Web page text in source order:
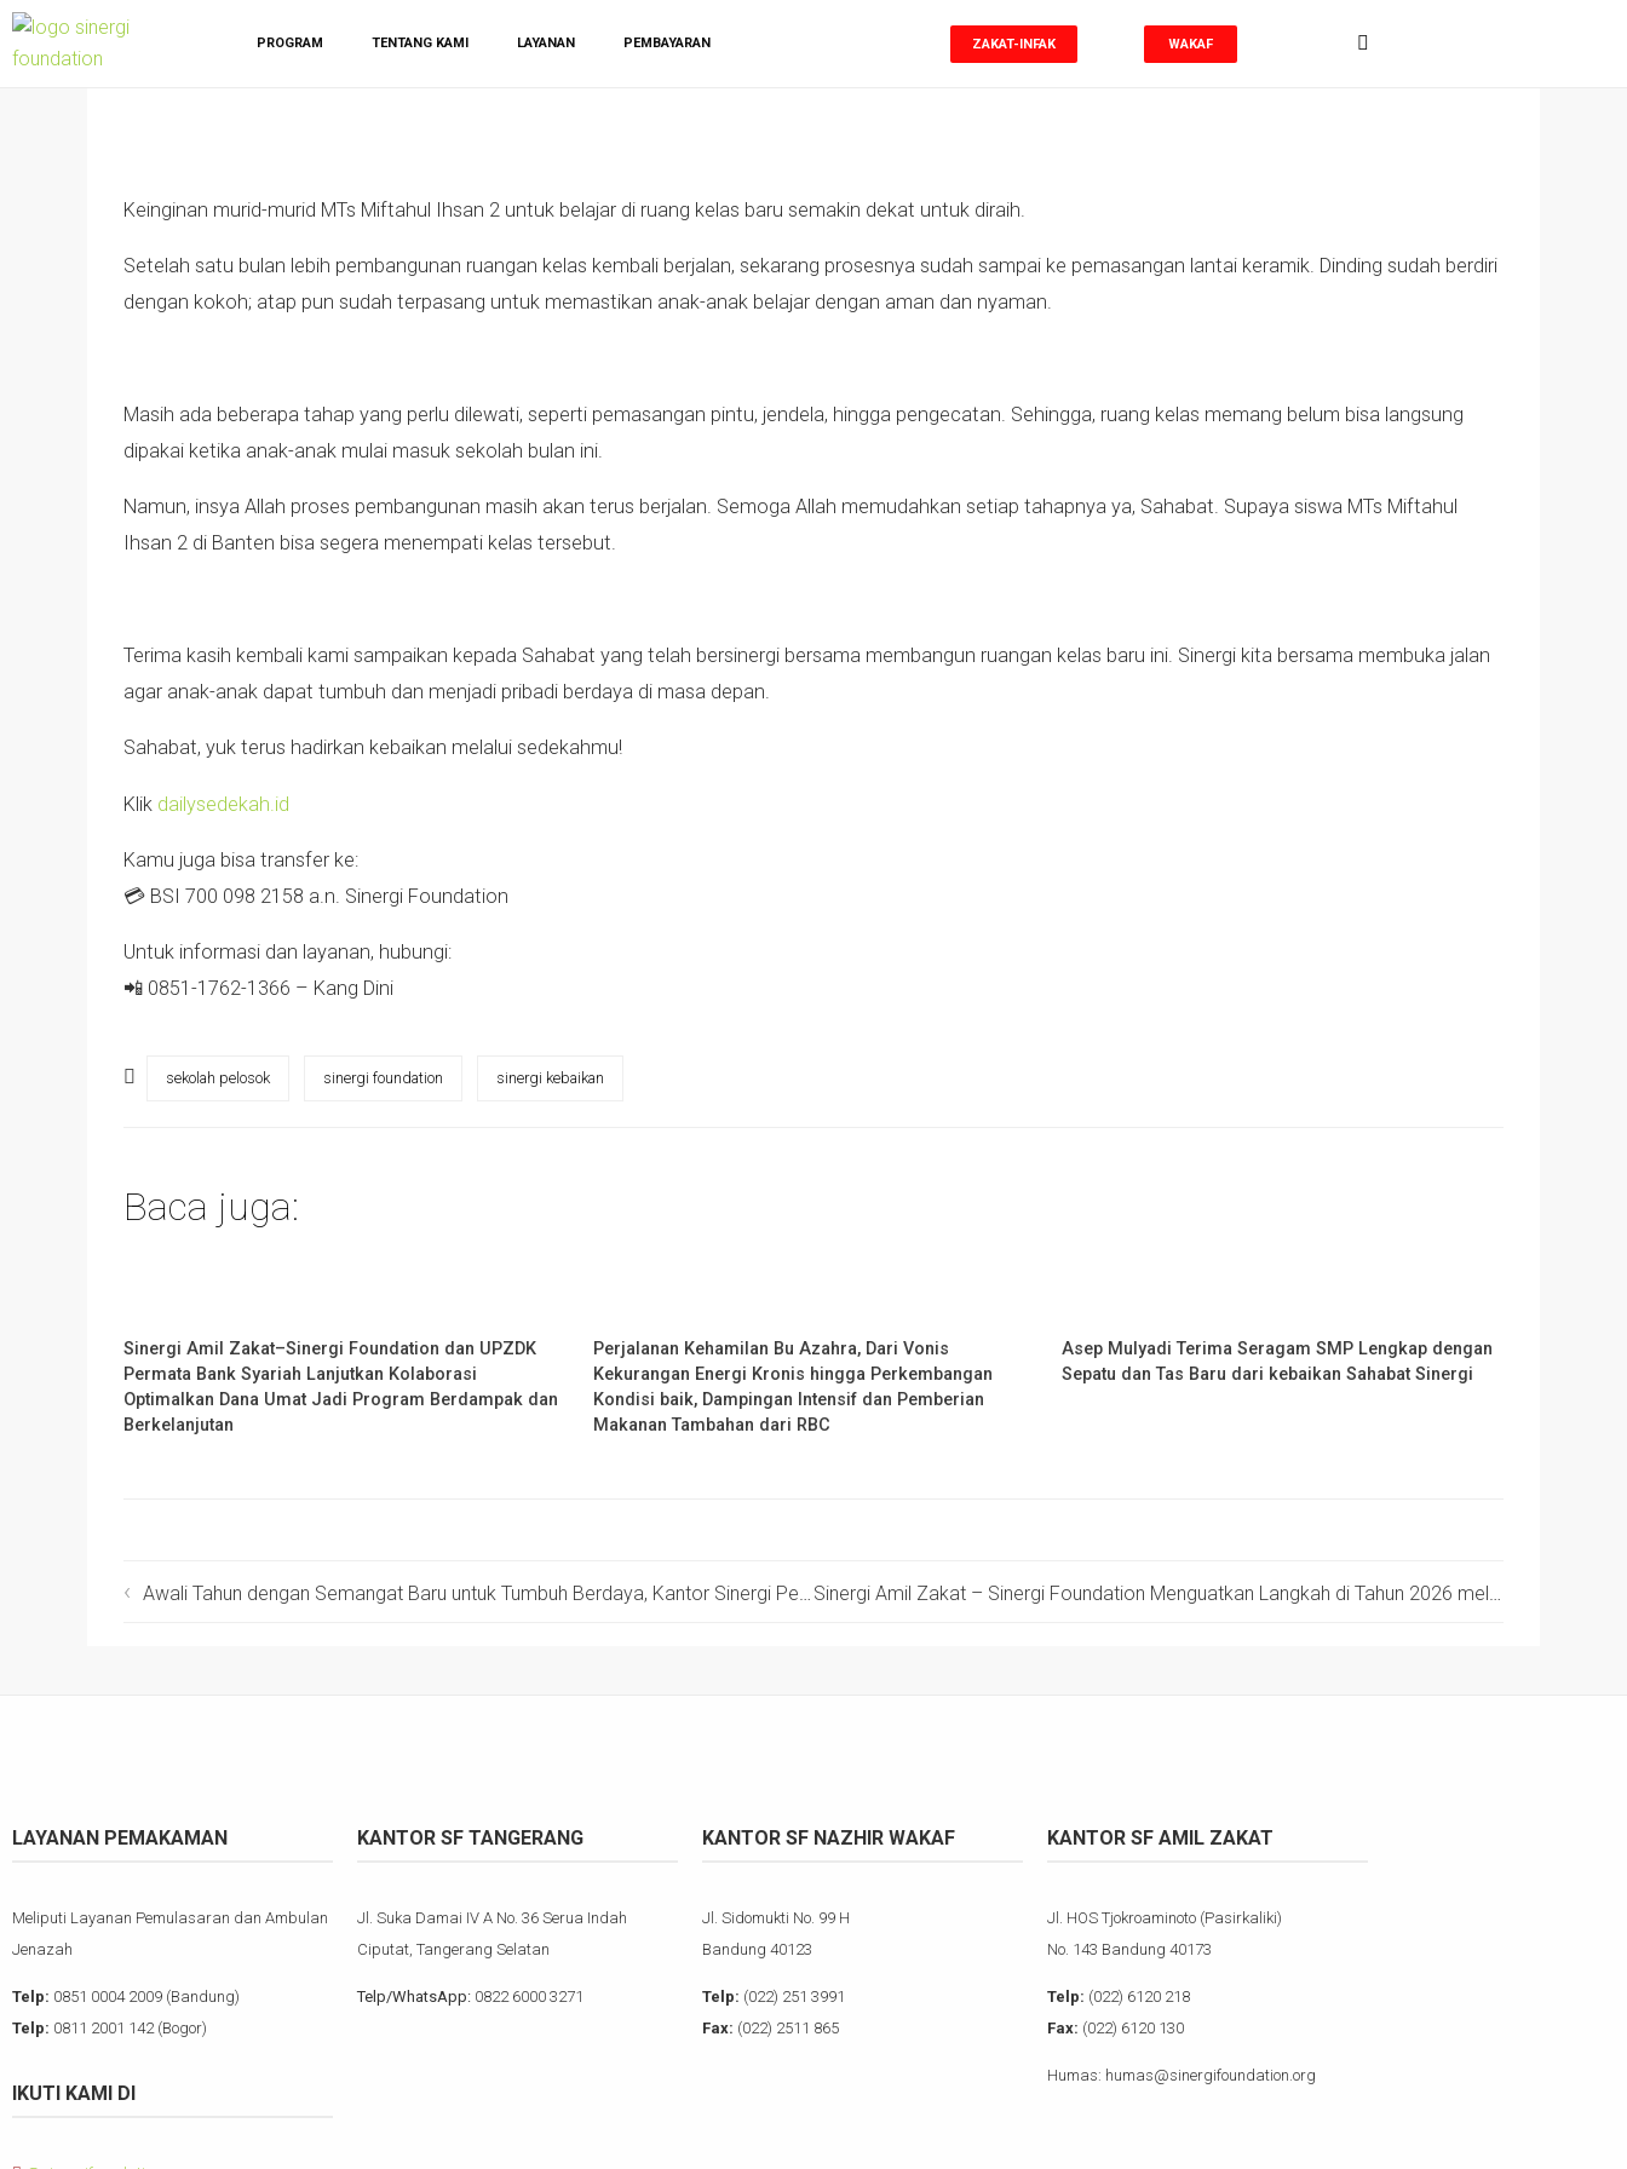
PROGRAM TENTANG KAMI LAYANAN PEMBAYARAN ZAKAT-INFAK WAKAF
Keinginan murid-murid MTs Miftahul Ihsan 2 untuk belajar di ruang kelas baru semakin dekat untuk diraih.
Setelah satu bulan lebih pembangunan ruangan kelas kembali berjalan, sekarang prosesnya sudah sampai ke pemasangan lantai keramik. Dinding sudah berdiri
dengan kokoh; atap pun sudah terpasang untuk memastikan anak-anak belajar dengan aman dan nyaman.
Masih ada beberapa tahap yang perlu dilewati, seperti pemasangan pintu, jendela, hingga pengecatan. Sehingga, ruang kelas memang belum bisa langsung
dipakai ketika anak-anak mulai masuk sekolah bulan ini.
Namun, insya Allah proses pembangunan masih akan terus berjalan. Semoga Allah memudahkan setiap tahapnya ya, Sahabat. Supaya siswa MTs Miftahul
Ihsan 2 di Banten bisa segera menempati kelas tersebut.
Terima kasih kembali kami sampaikan kepada Sahabat yang telah bersinergi bersama membangun ruangan kelas baru ini. Sinergi kita bersama membuka jalan
agar anak-anak dapat tumbuh dan menjadi pribadi berdaya di masa depan.
Sahabat, yuk terus hadirkan kebaikan melalui sedekahmu!
Klik dailysedekah.id
Kamu juga bisa transfer ke:
💳 BSI 700 098 2158 a.n. Sinergi Foundation
Untuk informasi dan layanan, hubungi:
📲 0851-1762-1366 – Kang Dini
sekolah pelosok sinergi foundation sinergi kebaikan
Baca juga:
Sinergi Amil Zakat–Sinergi Foundation dan UPZDK
Permata Bank Syariah Lanjutkan Kolaborasi
Optimalkan Dana Umat Jadi Program Berdampak dan
Berkelanjutan
Perjalanan Kehamilan Bu Azahra, Dari Vonis
Kekurangan Energi Kronis hingga Perkembangan
Kondisi baik, Dampingan Intensif dan Pemberian
Makanan Tambahan dari RBC
Asep Mulyadi Terima Seragam SMP Lengkap dengan
Sepatu dan Tas Baru dari kebaikan Sahabat Sinergi
Awali Tahun dengan Semangat Baru untuk Tumbuh Berdaya, Kantor Sinergi Pelayanan Masyarakat Layani 30 Orang Penerima Manfaat Sinergi Amil Zakat – Sinergi Foundation Menguatkan Langkah di Tahun 2026 melalui Gerakan #TumbuhBerdaya
LAYANAN PEMAKAMAN
Meliputi Layanan Pemulasaran dan Ambulan
Jenazah
Telp: 0851 0004 2009 (Bandung)
Telp: 0811 2001 142 (Bogor)
IKUTI KAMI DI
KANTOR SF TANGERANG
Jl. Suka Damai IV A No. 36 Serua Indah
Ciputat, Tangerang Selatan
Telp/WhatsApp: 0822 6000 3271
KANTOR SF NAZHIR WAKAF
Jl. Sidomukti No. 99 H
Bandung 40123
Telp: (022) 251 3991
Fax: (022) 2511 865
KANTOR SF AMIL ZAKAT
Jl. HOS Tjokroaminoto (Pasirkaliki)
No. 143 Bandung 40173
Telp: (022) 6120 218
Fax: (022) 6120 130
Humas: humas@sinergifoundation.org